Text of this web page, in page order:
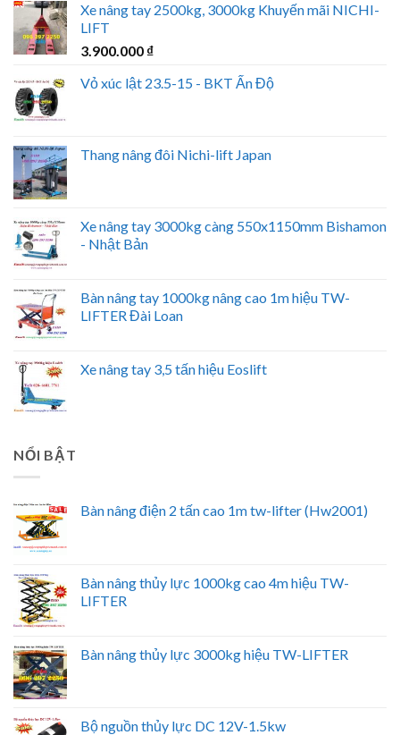
Xe nâng tay 2500kg, 3000kg Khuyến mãi NICHI-
LIFT
3.900.000 ₫
Vỏ xúc lật 23.5-15 - BKT Ấn Độ
Thang nâng đôi Nichi-lift Japan
Xe nâng tay 3000kg càng 550x1150mm Bishamon
- Nhật Bản
Bàn nâng tay 1000kg nâng cao 1m hiệu TW-
LIFTER Đài Loan
Xe nâng tay 3,5 tấn hiệu Eoslift
NỔI BẬT
Bàn nâng điện 2 tấn cao 1m tw-lifter (Hw2001)
Bàn nâng thủy lực 1000kg cao 4m hiệu TW-
LIFTER
Bàn nâng thủy lực 3000kg hiệu TW-LIFTER
Bộ nguồn thủy lực DC 12V-1.5kw